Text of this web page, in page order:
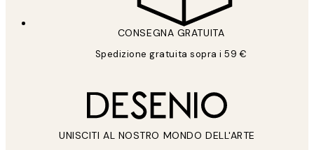
CONSEGNA GRATUITA
Spedizione gratuita sopra i 59 €
UNISCITI AL NOSTRO MONDO DELL'ARTE